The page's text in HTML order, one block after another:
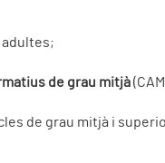
adultes;
de grau mitjà
de grau mitjà i